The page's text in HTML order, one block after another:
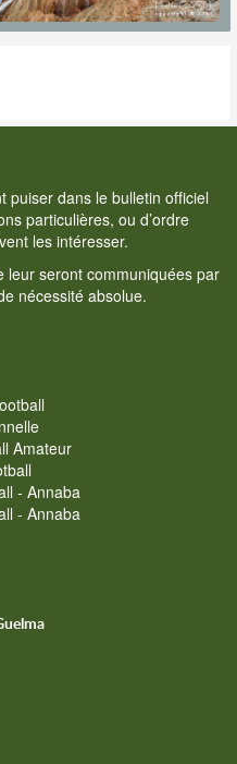
puiser dans le bulletin officiel
particulières, ou d’ordre
les intéresser.
leur seront communiquées par
nécessité absolue.
Amateur
- Annaba
- Annaba